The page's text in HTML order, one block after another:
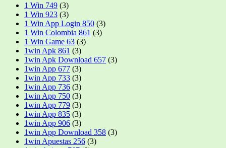
1 Win 749 (3)
1 Win 923 (3)
1 Win App Login 850 (3)
1 Win Colombia 861 (3)
1 Win Game 63 (3)
1win Apk 861 (3)
1win Apk Download 657 (3)
1win App 677 (3)
1win App 733 (3)
1win App 736 (3)
1win App 750 (3)
1win App 779 (3)
1win App 835 (3)
1win App 906 (3)
1win App Download 358 (3)
1win Apuestas 256 (3)